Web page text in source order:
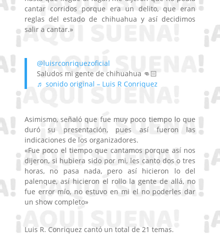
cantar corridos porque era un delito, que eran
reglas del estado de chihuahua y así decidimos
salir a cantar.»
@luisrconriquezoficial
Saludos mi gente de chihuahua 👊🏻
♬ sonido original – Luis R Conriquez
Asimismo, señaló que fue muy poco tiempo lo que
duró su presentación, pues así fueron las
indicaciones de los organizadores.
«Fue poco el tiempo que cantamos porque así nos
dijeron, si hubiera sido por mi, les canto dos o tres
horas, no pasa nada, pero así hicieron lo del
palenque, así hicieron el rollo la gente de allá, no
fue error mío, no estuvo en mi el no poderles dar
un show completo»
Luis R. Conriquez cantó un total de 21 temas.